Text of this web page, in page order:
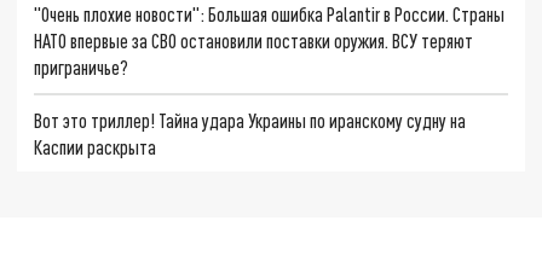
"Очень плохие новости": Большая ошибка Palantir в России. Страны
НАТО впервые за СВО остановили поставки оружия. ВСУ теряют
приграничье?
Вот это триллер! Тайна удара Украины по иранскому судну на
Каспии раскрыта